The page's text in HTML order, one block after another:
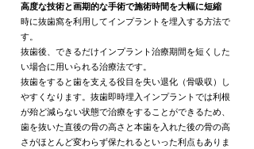
高度な技術と画期的な手術で施術時間を大幅に短縮
時に抜歯窩を利用してインプラントを埋入する方法で
す。
抜歯後、できるだけインプラント治療期間を短くした
い場合に用いられる治療法です。
抜歯をすると歯を支える役目を失い退化（骨吸収）し
やすくなります。抜歯即時埋入インプラントでは利根
が殆ど減らない状態で治療をすることができるため、
歯を抜いた直後の骨の高さと本歯を入れた後の骨の高
さがほとんど変わらず保たれるといった利点もありま